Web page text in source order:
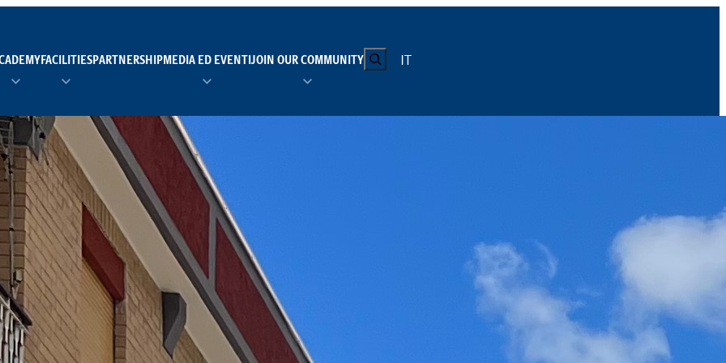
MODELLO ORGANIZZATIVO E CODICE CONDOTTA
CalendarioRoster
Calendario Roster News
Calendario Roster News
CalendarioRosterNews
SCI
TENNIS Calendario
FACILITIES PARTNERSHIP MEDIA ED EVENTI JOIN OUR COMMUNITYCERCA